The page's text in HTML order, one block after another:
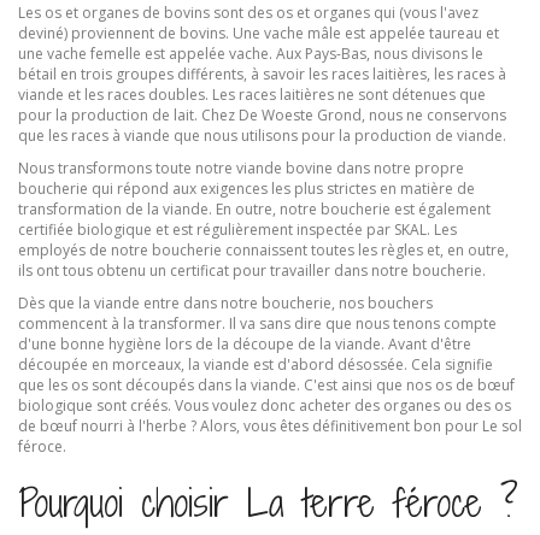
Les os et organes de bovins sont des os et organes qui (vous l'avez
deviné) proviennent de bovins. Une vache mâle est appelée taureau et
une vache femelle est appelée vache. Aux Pays-Bas, nous divisons le
bétail en trois groupes différents, à savoir les races laitières, les races à
viande et les races doubles. Les races laitières ne sont détenues que
pour la production de lait. Chez De Woeste Grond, nous ne conservons
que les races à viande que nous utilisons pour la production de viande.
Nous transformons toute notre viande bovine dans notre propre
boucherie qui répond aux exigences les plus strictes en matière de
transformation de la viande. En outre, notre boucherie est également
certifiée biologique et est régulièrement inspectée par SKAL. Les
employés de notre boucherie connaissent toutes les règles et, en outre,
ils ont tous obtenu un certificat pour travailler dans notre boucherie.
Dès que la viande entre dans notre boucherie, nos bouchers
commencent à la transformer. Il va sans dire que nous tenons compte
d'une bonne hygiène lors de la découpe de la viande. Avant d'être
découpée en morceaux, la viande est d'abord désossée. Cela signifie
que les os sont découpés dans la viande. C'est ainsi que nos os de bœuf
biologique sont créés. Vous voulez donc acheter des organes ou des os
de bœuf nourri à l'herbe ? Alors, vous êtes définitivement bon pour Le sol
féroce.
Pourquoi choisir La terre féroce ?